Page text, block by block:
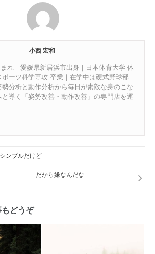
小西 宏和
れ｜愛媛県新居浜市出身｜日本体育大学 体
ーツ科学専攻 卒業｜在学中は硬式野球部
分析と動作分析から毎日が素敵な身のこな
と導く「姿勢改善・動作改善」の専門店を運
シンプルだけど
だから嫌なんだな
どうぞ